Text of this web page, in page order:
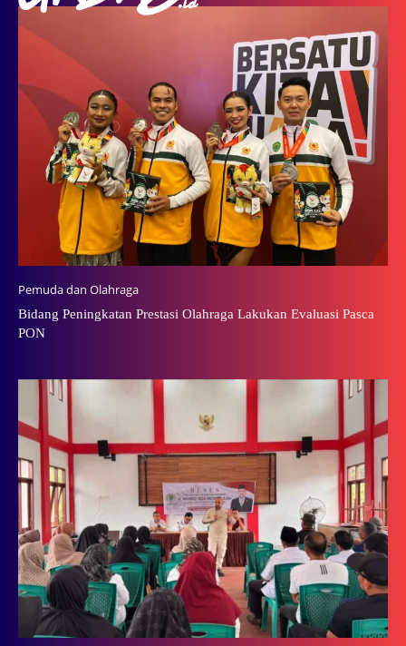
Pemuda dan Olahraga
Bidang Peningkatan Prestasi Olahraga Lakukan Evaluasi Pasca
PON